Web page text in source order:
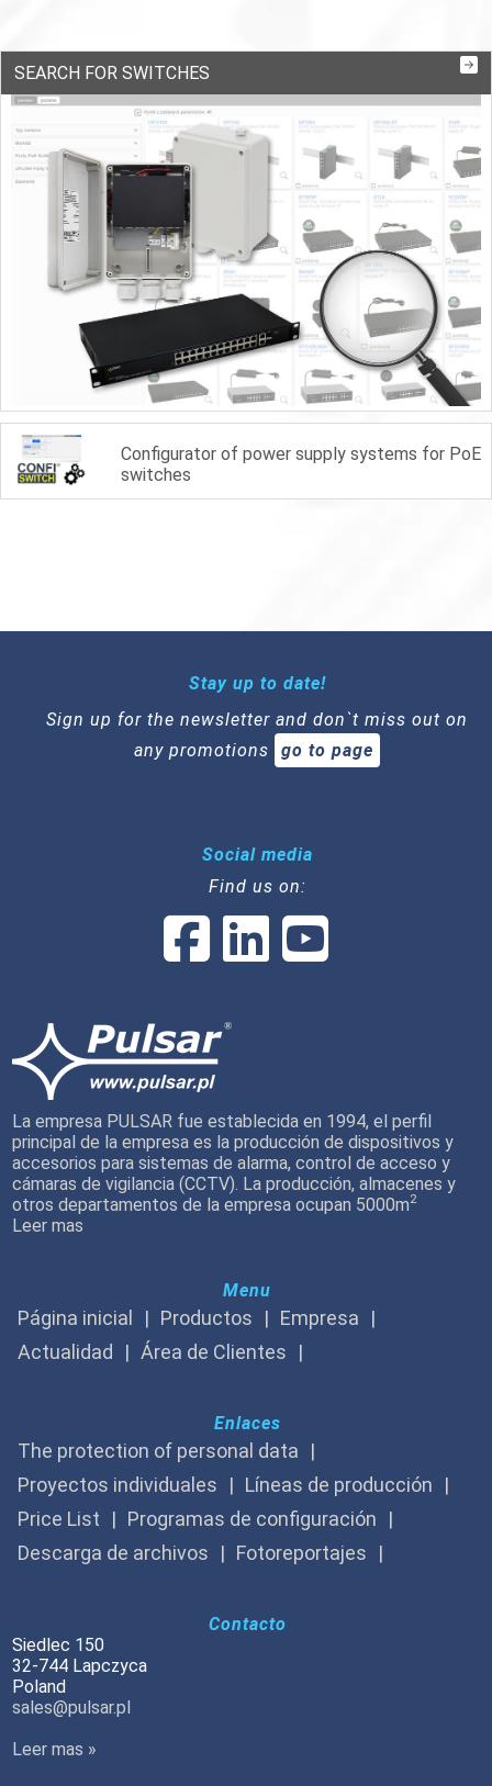
SEARCH FOR SWITCHES
Configurator of power supply systems for PoE
switches
Stay up to date!
Sign up for the newsletter and don`t miss out on
any promotions
go to page
Social media
Find us on:
La empresa PULSAR fue establecida en 1994, el perfil
principal de la empresa es la producción de dispositivos y
accesorios para sistemas de alarma, control de acceso y
cámaras de vigilancia (CCTV). La producción, almacenes y
otros departamentos de la empresa ocupan 5000m2
Leer mas
Menu
Página inicial Productos
Empresa
Actualidad
Área de Clientes
Enlaces
The protection of personal data
Proyectos individuales
Líneas de producción
Price List
Programas de configuración
Descarga de archivos
Fotoreportajes
Contacto
Siedlec 150
32-744 Lapczyca
Poland
sales@pulsar.pl
Leer mas »